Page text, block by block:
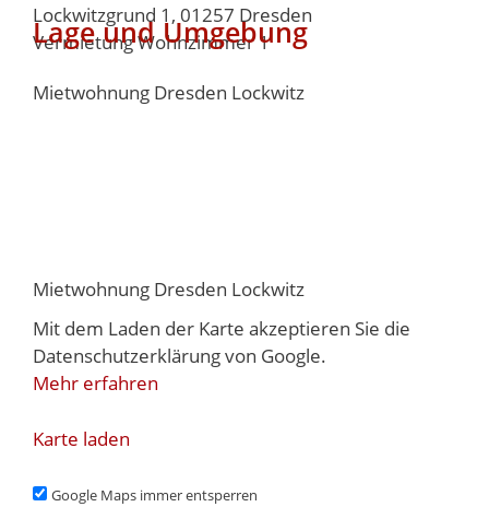
Mietwohnung Dresden Lockwitz
Lockwitzgrund 1, 01257 Dresden
Vermietung Wohnzimmer 1
Mietwohnung Dresden Lockwitz
Lage und Umgebung
Mit dem Laden der Karte akzeptieren Sie die
Datenschutzerklärung von Google.
Mehr erfahren
Karte laden
Google Maps immer entsperren